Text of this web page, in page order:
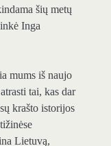
šių metų
Inga
mums iš naujo
tai, kas dar
krašto istorijos
Lietuvą,